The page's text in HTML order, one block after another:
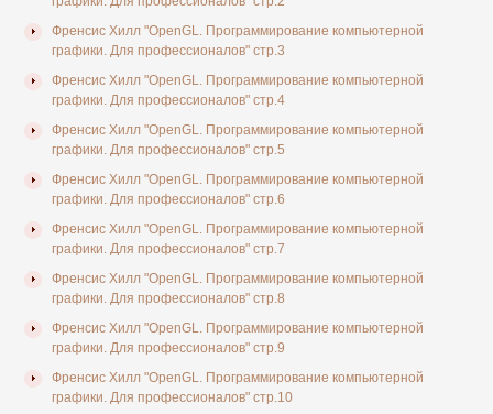
Френсис Хилл "OpenGL. Программирование компьютерной
графики. Для профессионалов" стр.3
Френсис Хилл "OpenGL. Программирование компьютерной
графики. Для профессионалов" стр.4
Френсис Хилл "OpenGL. Программирование компьютерной
графики. Для профессионалов" стр.5
Френсис Хилл "OpenGL. Программирование компьютерной
графики. Для профессионалов" стр.6
Френсис Хилл "OpenGL. Программирование компьютерной
графики. Для профессионалов" стр.7
Френсис Хилл "OpenGL. Программирование компьютерной
графики. Для профессионалов" стр.8
Френсис Хилл "OpenGL. Программирование компьютерной
графики. Для профессионалов" стр.9
Френсис Хилл "OpenGL. Программирование компьютерной
графики. Для профессионалов" стр.10